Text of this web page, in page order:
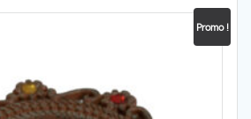
Promo !